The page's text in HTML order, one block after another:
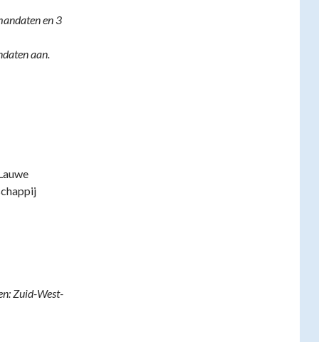
en 3
aan.
Zuid-West-